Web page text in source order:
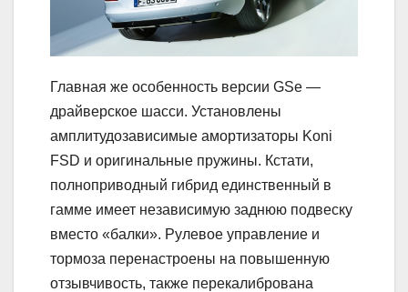
Главная же особенность версии GSe —
драйверское шасси. Установлены
амплитудозависимые амортизаторы Koni
FSD и оригинальные пружины. Кстати,
полноприводный гибрид единственный в
гамме имеет независимую заднюю подвеску
вместо «балки». Рулевое управление и
тормоза перенастроены на повышенную
отзывчивость, также перекалибрована